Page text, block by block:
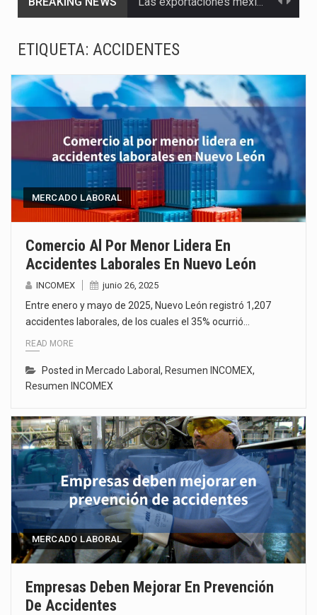
Solo el 17.8 % de las empresas en México se considera totalmente preparada para la…
Ante la suspensión temporal de las inspecciones sanitarias del Departamento de Agricultura de Estados Unidos…
Los créditos fiscales determinados a empresas IMMEX rara vez nacen de una interpretación equivocada de…
ETIQUETA: ACCIDENTES
MERCADO LABORAL
Comercio Al Por Menor Lidera En
Accidentes Laborales En Nuevo León
INCOMEX junio 26, 2025
Entre enero y mayo de 2025, Nuevo León registró 1,207
accidentes laborales, de los cuales el 35% ocurrió…
READ MORE
Posted in Mercado Laboral, Resumen INCOMEX,
Resumen INCOMEX
MERCADO LABORAL
Empresas Deben Mejorar En Prevención
De Accidentes